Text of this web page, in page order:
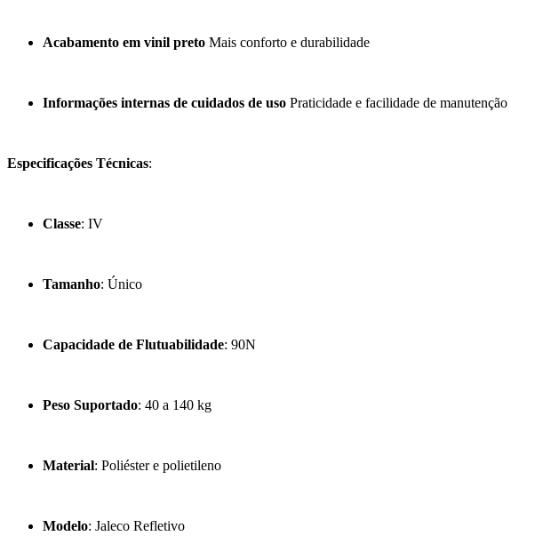
Acabamento em vinil preto Mais conforto e durabilidade
Informações internas de cuidados de uso Praticidade e facilidade de manutenção
Especificações Técnicas:
Classe: IV
Tamanho: Único
Capacidade de Flutuabilidade: 90N
Peso Suportado: 40 a 140 kg
Material: Poliéster e polietileno
Modelo: Jaleco Refletivo